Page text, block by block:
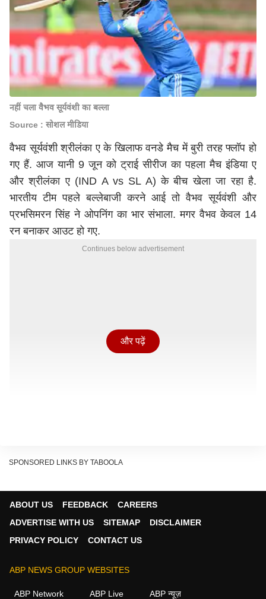
नहीं चला वैभव सूर्यवंशी का बल्ला
Source : सोशल मीडिया
वैभव सूर्यवंशी श्रीलंका ए के खिलाफ वनडे मैच में बुरी तरह फ्लॉप हो
गए हैं. आज यानी 9 जून को ट्राई सीरीज का पहला मैच इंडिया ए
और श्रीलंका ए (IND A vs SL A) के बीच खेला जा रहा है.
भारतीय टीम पहले बल्लेबाजी करने आई तो वैभव सूर्यवंशी और
प्रभसिमरन सिंह ने ओपनिंग का भार संभाला. मगर वैभव केवल 14
रन बनाकर आउट हो गए.
Continues below advertisement
चौके लगाए. इससे पहले IPL 2026 में वैभव ऑरेंज कैप जीतकर आ
और पढ़ें
SPONSORED LINKS BY TABOOLA
ABOUT US FEEDBACK
CAREERS
ADVERTISE WITH US
SITEMAP
DISCLAIMER
PRIVACY POLICY
CONTACT US
ABP NEWS GROUP WEBSITES
ABP Network ABP Live ABP न्यूज़